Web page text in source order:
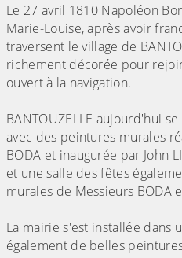
Le 27 avril 1810 Napoléon
Marie-Louise, après avoir
traversent le village de
richement décorée pour
ouvert à la navigation.
BANTOUZELLE aujourd'hui
avec des peintures murales
BODA et inaugurée par John
et une salle des fêtes
murales de Messieurs BODA
La mairie s'est installée dans
également de belles